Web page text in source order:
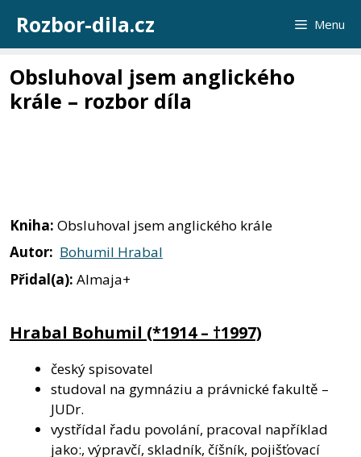
obsah
Rozbor-dila.cz Menu
Obsluhoval jsem anglického
krále – rozbor díla
Kniha: Obsluhoval jsem anglického krále
Autor: Bohumil Hrabal
Přidal(a): Almaja+
Hrabal Bohumil (*1914 – †1997)
český spisovatel
studoval na gymnáziu a právnické fakultě –
JUDr.
vystřídal řadu povolání, pracoval například
jako:, výpravčí, skladník, číšník, pojišťovací